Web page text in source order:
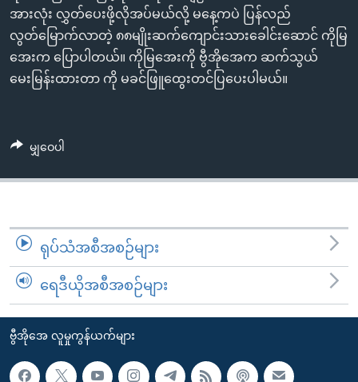
ရန်
ရှာဖွေ
ရန်
နေရာ
ရန်
ဘာသာစကားများ
အားလုံး လွှတ်ပေးဖို့လိုအပ်မယ်လို့ မနေ့ကပဲ ပြန်လည်
လွတ်မြောက်လာတဲ့ ၈၈မျိုးဆက်ကျောင်းသားခေါင်းဆောင် ကိုမြ
အေးက ပြောပါတယ်။ ကိုမြအေးကို ဗွီအိုအေက ဆက်သွယ်
မေးမြန်းထားတာ ကို မခင်ဖြူထွေးတင်ပြပေးပါမယ်။
မျှဝေပါ
ရုပ်သံအစီအစဉ်များ
ရေဒီယိုအစီအစဉ်များ
ဗွီအိုအေ လူမှုကွန်ယက်များ